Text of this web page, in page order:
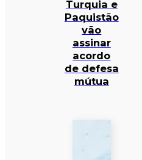
Turquia e
Paquistão
vão
assinar
acordo
de defesa
mútua